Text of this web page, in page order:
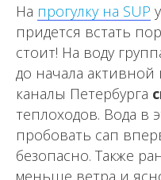
На прогулку на SUP
придется встать
стоит! На воду
до начала активной
каналы Петербурга
теплоходов. Вода в
пробовать сап
безопасно. Также
меньше ветра и